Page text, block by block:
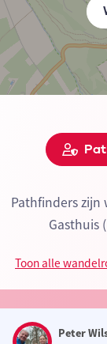
Pathfinders
Gasthuis
Toon alle
Peter